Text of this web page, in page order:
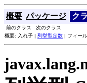
概要 パッケージ ク
前のクラス 次のクラス
概要: 入れ子 | 列挙型定数 | フィー